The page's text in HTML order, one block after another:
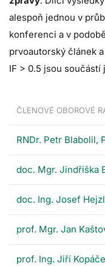
alespoň jednou v
konferenci a v
prvoautorský článek
IF > 0.5 jsou
ČLENOVÉ OBOROVÉ
RNDr. Petr Blabolil,
doc. Mgr. Jindřiška
doc. Ing. Josef
prof. Mgr. Jan
prof. Ing. Jiří